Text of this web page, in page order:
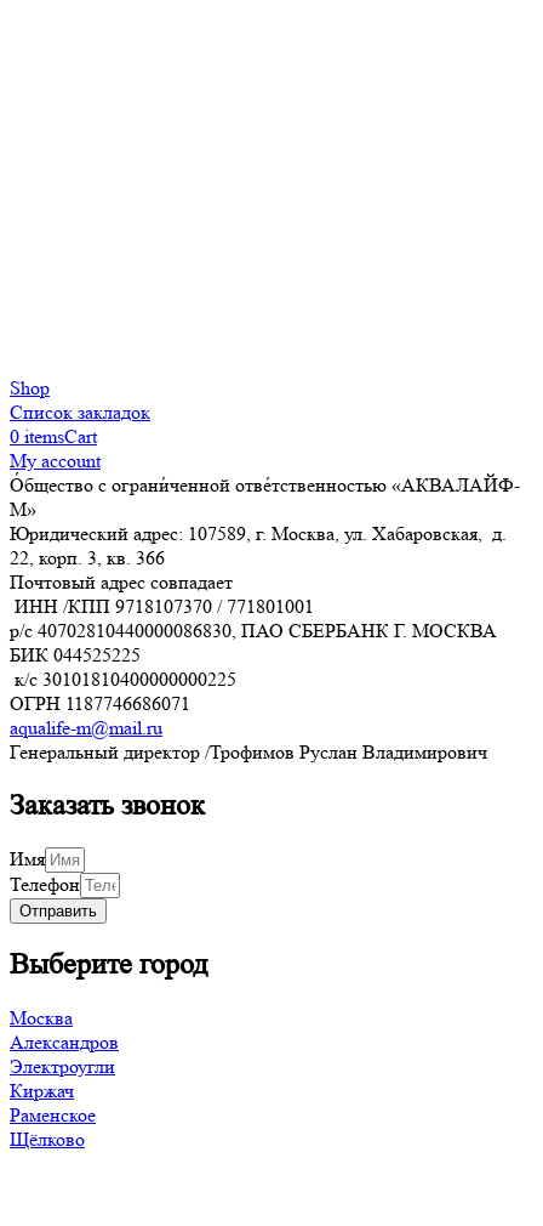
Shop
Список закладок
0 itemsCart
My account
О́бщество с ограни́ченной отве́тственностью «АКВАЛАЙФ-
М»
Юридический адрес: 107589, г. Москва, ул. Хабаровская, д.
22, корп. 3, кв. 366
Почтовый адрес совпадает
ИНН /КПП 9718107370 /771801001
р/с 40702810440000086830, ПАО СБЕРБАНК Г. МОСКВА
БИК 044525225
к/с 30101810400000000225
ОГРН 1187746686071
aqualife-m@mail.ru
Генеральный директор /Трофимов Руслан Владимирович
Заказать звонок
Имя
Телефон
Отправить
Выберите город
Москва
Александров
Электроугли
Киржач
Раменское
Щёлково